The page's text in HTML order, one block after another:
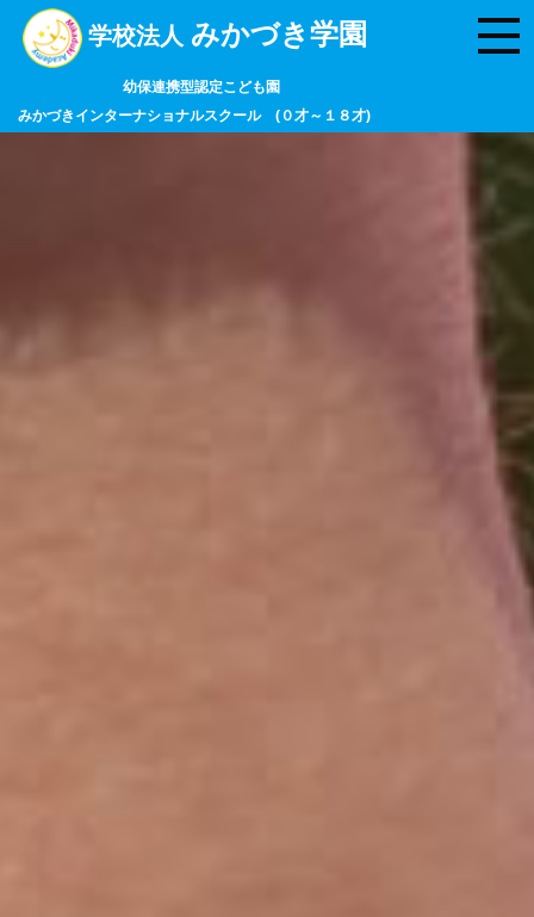
学校法人 みかづき学園
幼保連携型認定こども園
みかづきインターナショナルスクール (０才～１８才)